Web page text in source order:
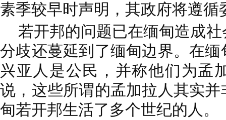
素季较早时声明，其政府将遵循
若开邦的问题已在缅甸造成
分歧还蔓延到了缅甸边界。在
兴亚人是公民，并称他们为孟
说，这些所谓的孟加拉人其实
甸若开邦生活了多个世纪的人。